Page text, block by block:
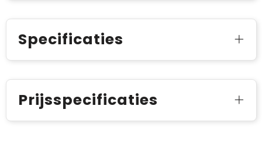
Specificaties
Prijsspecificaties